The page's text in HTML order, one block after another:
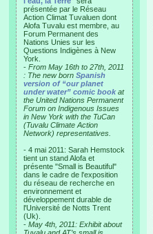
présentée par le Réseau
Action Climat Tuvaluen dont
Alofa Tuvalu est membre, au
Forum Permanent des
Nations Unies sur les
Questions Indigènes à New
York.
- From May 16th to 27th, 2011
: The new born Spanish
version of “our planet
under water” comic book at
the United Nations Permanent
Forum on Indigenous Issues
in New York with the TuCan
(Tuvalu Climate Action
Network) representatives.
- 4 mai 2011: Sarah Hemstock
tient un stand Alofa et
présente "Small is Beautiful"
dans le cadre de l'exposition
du réseau de recherche en
environnement et
développement durable de
l'Université de Notts Trent
(Uk).
- May 4th, 2011: Exhibit about